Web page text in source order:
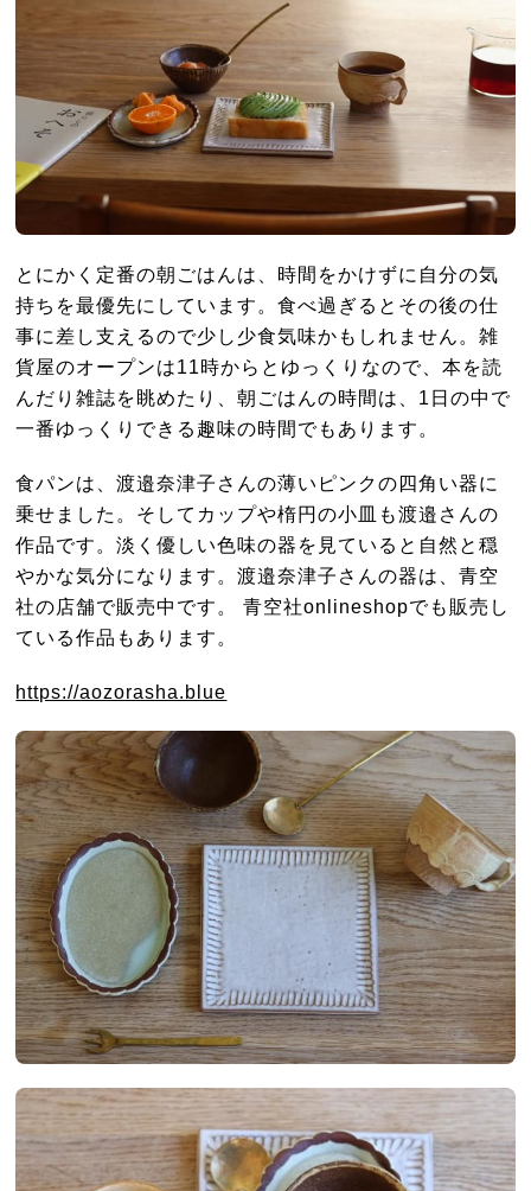
とにかく定番の朝ごはんは、時間をかけずに自分の気
持ちを最優先にしています。食べ過ぎるとその後の仕
事に差し支えるので少し少食気味かもしれません。雑
貨屋のオープンは11時からとゆっくりなので、本を読
んだり雑誌を眺めたり、朝ごはんの時間は、1日の中で
一番ゆっくりできる趣味の時間でもあります。
食パンは、渡邉奈津子さんの薄いピンクの四角い器に
乗せました。そしてカップや楕円の小皿も渡邉さんの
作品です。淡く優しい色味の器を見ていると自然と穏
やかな気分になります。渡邉奈津子さんの器は、青空
社の店舗で販売中です。 青空社onlineshopでも販売し
ている作品もあります。
https://aozorasha.blue